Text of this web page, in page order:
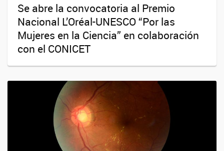
Se abre la convocatoria al Premio
Nacional L’Oréal-UNESCO “Por las
Mujeres en la Ciencia” en colaboración
con el CONICET